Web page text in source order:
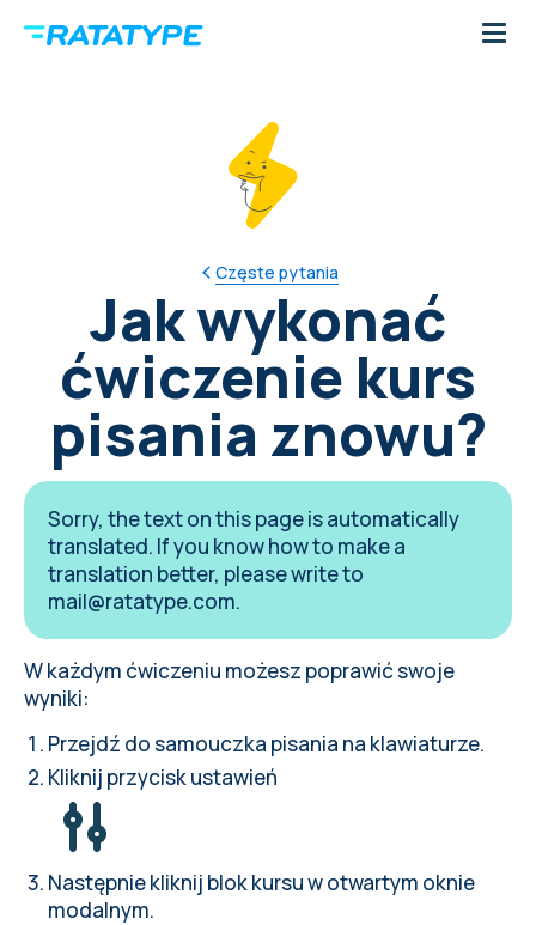
Częste pytania
Jak wykonać
ćwiczenie kurs
pisania znowu?
Sorry, the text on this page is automatically
translated. If you know how to make a
translation better, please write to
mail@ratatype.com.
W każdym ćwiczeniu możesz poprawić swoje
wyniki:
Przejdź dosamouczka pisania na klawiaturze.
Kliknij przycisk ustawień
Następnie kliknij blok kursu w otwartym oknie
modalnym.